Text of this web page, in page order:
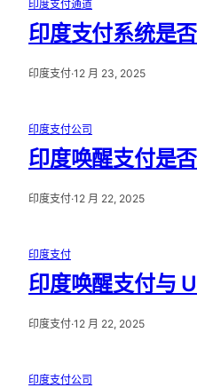
印度支付通道
印度支付系统是
印度支付·12 月 23, 2025
印度支付公司
印度唤醒支付是
印度支付·12 月 22, 2025
印度支付
印度唤醒支付与
印度支付·12 月 22, 2025
印度支付公司